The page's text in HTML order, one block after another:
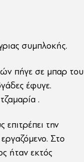
συμπλοκής.
πήγε σε μπαρ του
έφυγε.
.
την
Στο
ήταν εκτός